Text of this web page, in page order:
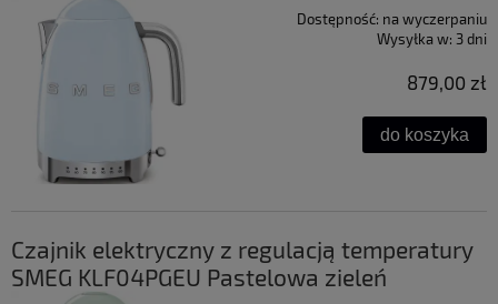
Dostępność: na wyczerpaniu
Wysyłka w: 3 dni
879,00 zł
do koszyka
Czajnik elektryczny z regulacją temperatury
SMEG KLF04PGEU Pastelowa zieleń